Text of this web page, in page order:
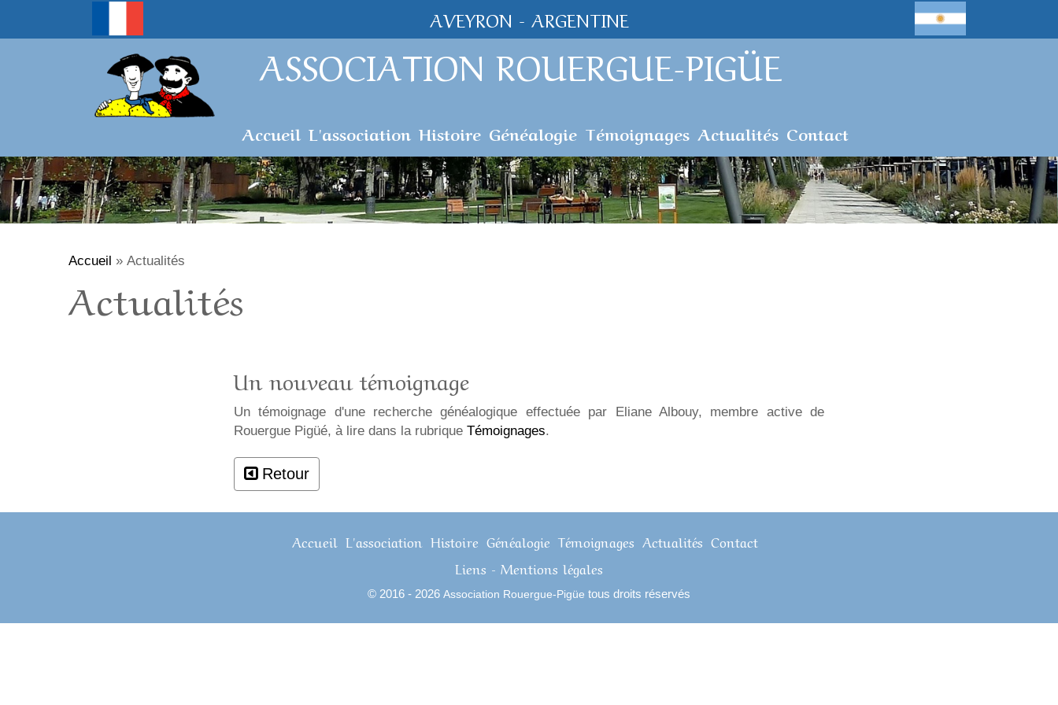
AVEYRON - ARGENTINE
ASSOCIATION ROUERGUE-PIGÜE
Accueil L'association Histoire Généalogie Témoignages Actualités Contact
Accueil » Actualités
Actualités
Un nouveau témoignage
Un témoignage d'une recherche généalogique effectuée par Eliane Albouy, membre active de
Rouergue Pigüé, à lire dans la rubrique Témoignages.
Retour
Accueil L'association Histoire Généalogie Témoignages Actualités Contact
Liens - Mentions légales
© 2016 - 2026 Association Rouergue-Pigüe tous droits réservés